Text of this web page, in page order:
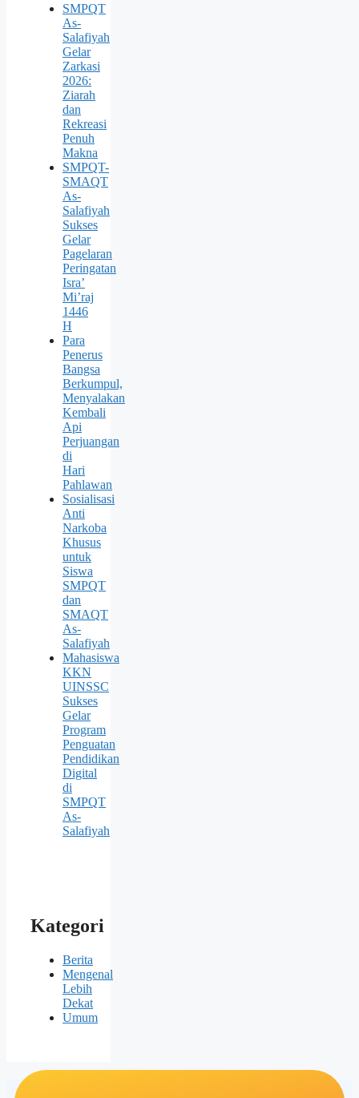
SMPQT
As-
Salafiyah
Gelar
Zarkasi
2026:
Ziarah
dan
Rekreasi
Penuh
Makna
SMPQT-
SMAQT
As-
Salafiyah
Sukses
Gelar
Pagelaran
Peringatan
Isra’
Mi’raj
1446
H
Para
Penerus
Bangsa
Berkumpul,
Menyalakan
Kembali
Api
Perjuangan
di
Hari
Pahlawan
Sosialisasi
Anti
Narkoba
Khusus
untuk
Siswa
SMPQT
dan
SMAQT
As-
Salafiyah
Mahasiswa
KKN
UINSSC
Sukses
Gelar
Program
Penguatan
Pendidikan
Digital
di
SMPQT
As-
Salafiyah
Kategori
Berita
Mengenal
Lebih
Dekat
Umum